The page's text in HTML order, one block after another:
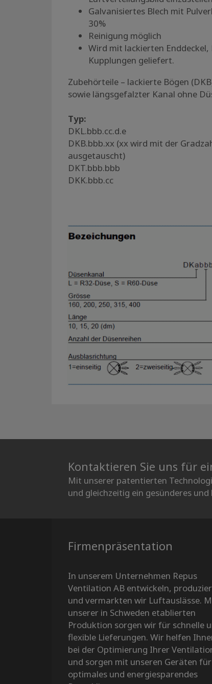
Galvanisiertes Blech mit
30%
Reinigung möglich
Wird mit lackierten Enddeckel,
Kupplungen geliefert.
Zubehörteile – lackierte Bögen
sowie längsgefalzter Kanal ohne
Typ:
DKL.bbb.cc.d.e
DKB.bbb.xx (xx wird mit der
ausgetauscht)
DKT.bbb.bbb
DKK.bbb.cc
Kontaktieren Sie uns für
Mit unserer patentierten
und gleichzeitig ein gesünderes
Firmenpräsentation
In unserem Unternehmen Repus
Ventilation AB entwickeln,
und vermarkten wir Luftauslässe.
unserer in Schweden etablierten
Produktion sorgen wir für schnelle
flexible Lieferungen. Wir helfen
bei der Optimierung Ihrer
und sorgen mit unseren Geräten
optimales und energiesparendes